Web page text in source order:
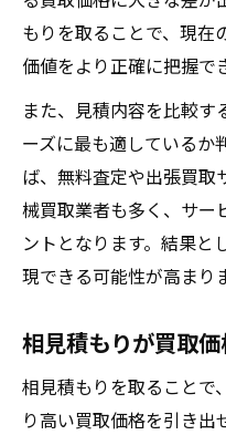
もりを取ることで、現在
価値をより正確に把握で
また、見積内容を比較す
ーズに最も適しているか
ば、無料査定や出張買取
械買取業者も多く、サー
ントとなります。結果と
現できる可能性が高まり
相見積もりが買取
相見積もりを取ることで
り高い買取価格を引き出